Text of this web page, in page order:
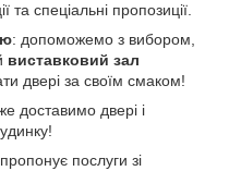
та спеціальні пропозиції.
: допоможемо з вибором,
виставковий зал
двері за своїм смаком!
доставимо двері і
пропонує послуги зі